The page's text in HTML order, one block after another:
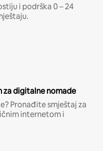
i podrška 0 – 24
za digitalne nomade
Pronađite smještaj za
internetom i